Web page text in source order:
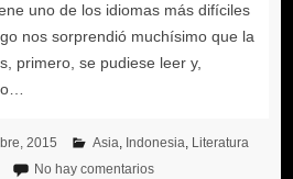
2015 Asia Indonesia Literatura
No hay comentarios